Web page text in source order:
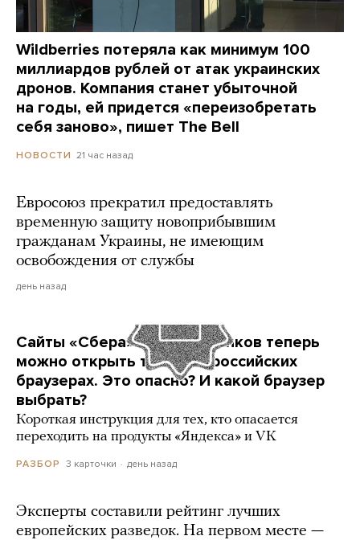
Wildberries потеряла как минимум 100
миллиардов рублей от атак украинских
дронов. Компания станет убыточной
на годы, ей придется «переизобретать
себя заново», пишет The Bell
НОВОСТИ 21 час назад
Евросоюз прекратил предоставлять
временную защиту новоприбывшим
гражданам Украины, не имеющим
освобождения от службы
день назад
Сайты «Сбера» и других банков теперь
можно открыть только в российских
браузерах. Это опасно? И какой браузер
выбрать?
Короткая инструкция для тех, кто опасается
переходить на продукты «Яндекса» и VK
РАЗБОР 3 карточки день назад
Эксперты составили рейтинг лучших
европейских разведок. На первом месте —